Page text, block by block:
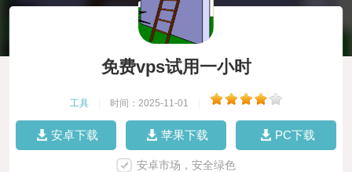
免费vps试用一小时
工具 时间：2025-11-01
安卓下载 苹果下载 PC下载
安卓市场，安全绿色